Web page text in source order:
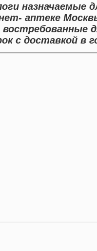
назначаемые
аптеке
с доставкой в